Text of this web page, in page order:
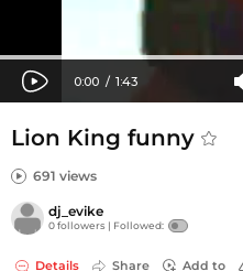
Lion King funny
691 views
dj_evike
0 followers | Followed:
Details Share Add to